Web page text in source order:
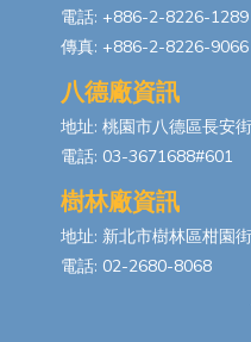
電話: +886-2-8226-1289
傳真: +886-2-8226-9066
八德廠資訊
地址: 桃園市八德區長安
電話: 03-3671688#601
樹林廠資訊
地址: 新北市樹林區柑園
電話: 02-2680-8068